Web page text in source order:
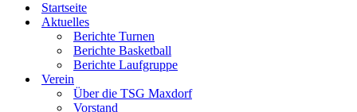
Startseite
Aktuelles
Berichte Turnen
Berichte Basketball
Berichte Laufgruppe
Verein
Über die TSG Maxdorf
Vorstand